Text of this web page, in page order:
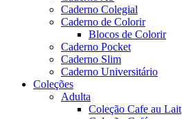
Caderno Colegial
Caderno de Colorir
Blocos de Colorir
Caderno Pocket
Caderno Slim
Caderno Universitário
Coleções
Adulta
Coleção Cafe au Lait